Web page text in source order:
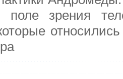
поле зрения